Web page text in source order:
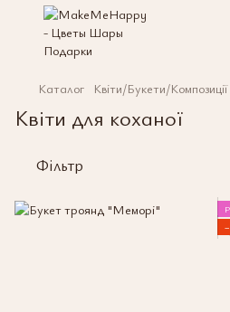
Каталог Квіти/Букети/Композиції
Квіти для коханої
Фільтр